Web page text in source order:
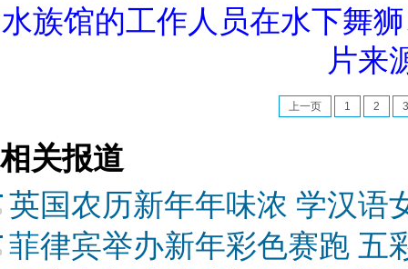
水族馆的工作人员在水下舞
片来
上一页 1 2 3
相关报道
英国农历新年年味浓 学汉语
菲律宾举办新年彩色赛跑 五